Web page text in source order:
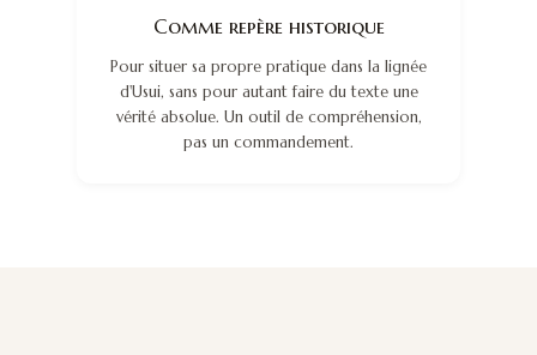
Comme repère historique
Pour situer sa propre pratique dans la lignée
d'Usui, sans pour autant faire du texte une
vérité absolue. Un outil de compréhension,
pas un commandement.